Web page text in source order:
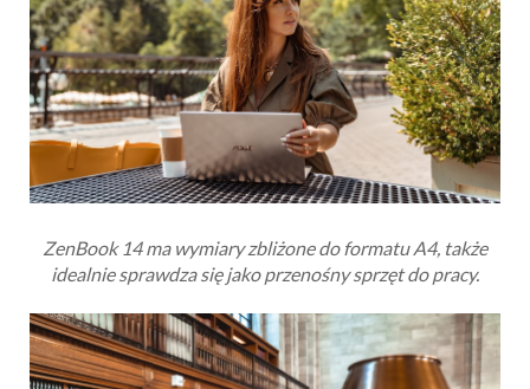
ZenBook 14 ma wymiary zbliżone do formatu A4, także
idealnie sprawdza się jako przenośny sprzęt do pracy.